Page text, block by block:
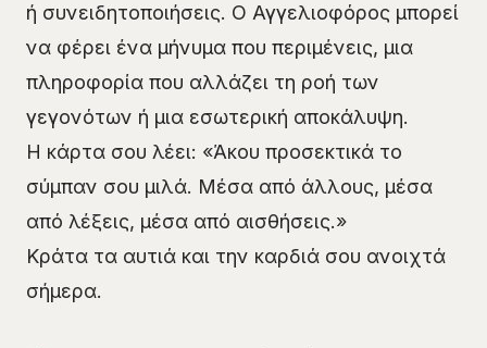
ή συνειδητοποιήσεις. Ο Αγγελιοφόρος μπορεί
να φέρει ένα μήνυμα που περιμένεις, μια
πληροφορία που αλλάζει τη ροή των
γεγονότων ή μια εσωτερική αποκάλυψη.
Η κάρτα σου λέει: «Άκου προσεκτικά το
σύμπαν σου μιλά. Μέσα από άλλους, μέσα
από λέξεις, μέσα από αισθήσεις.»
Κράτα τα αυτιά και την καρδιά σου ανοιχτά
σήμερα.